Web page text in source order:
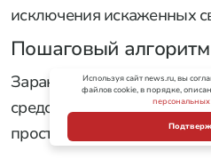
исключения искаженных
Пошаговый алгоритм
Заранее позаботиться о
средств и избавиться от
простые и надежные шаги:
Используя сайт news.ru, вы
файлов cookie, в порядке,